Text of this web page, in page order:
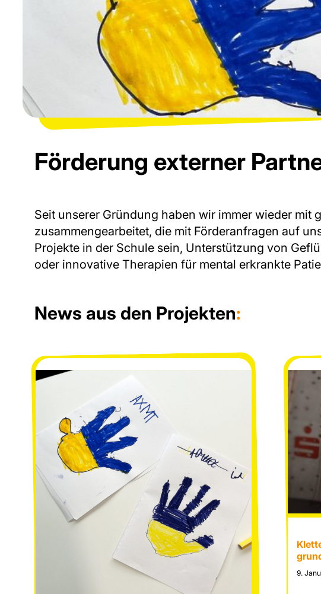
Förderung externer
Seit unserer Gründung haben wir immer wieder mit
zusammengearbeitet, die mit Förderanfragen auf
Projekte in der Schule sein, Unterstützung von
oder innovative Therapien für mental erkrankte
News aus den Projekten:
9.